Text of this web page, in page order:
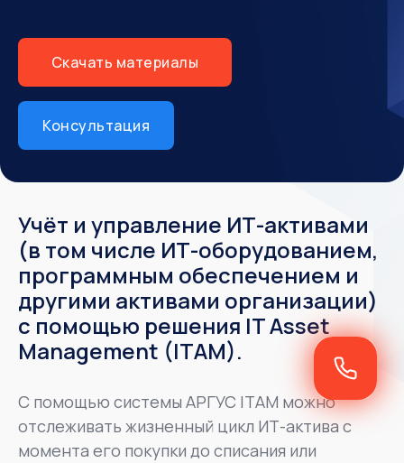
Консультация
Скачать материалы
Учёт и управление ИТ-активами
(в том числе ИТ-оборудованием,
программным обеспечением и
другими активами организации)
с помощью решения IT Asset
Management (ITAM).
С помощью системы АРГУС ITAM можно
отслеживать жизненный цикл ИТ-актива с
момента его покупки до списания или